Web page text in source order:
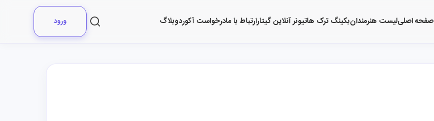
صفحه اصلیلیست هنرمندانبکینگ ترک هاتیونر آنلاین گیتارارتباط با مادرخواست آکوردوبلاگ ورود